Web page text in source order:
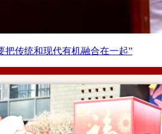
把传统和现代有机融合在一起”